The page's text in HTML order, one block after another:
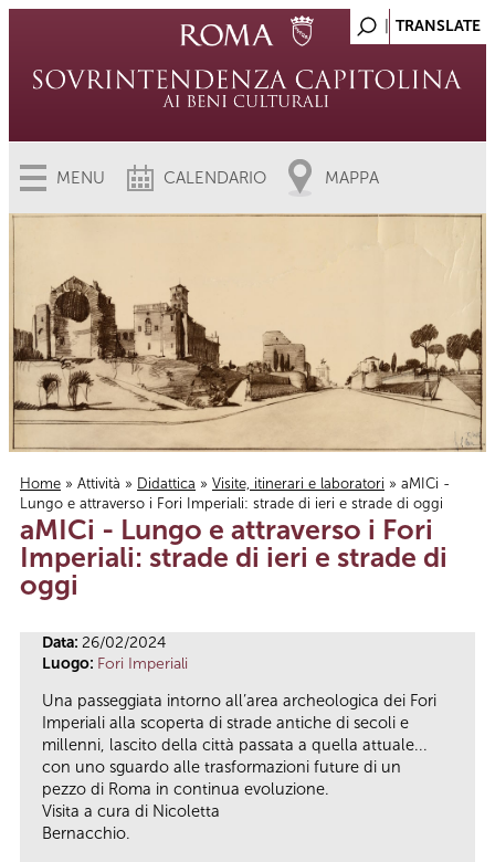
MENU CALENDARIO MAPPA
Tu sei qui
Home » Attività » Didattica » Visite, itinerari e laboratori » aMICi -
Lungo e attraverso i Fori Imperiali: strade di ieri e strade di oggi
aMICi - Lungo e attraverso i Fori
Imperiali: strade di ieri e strade di
oggi
Data: 26/02/2024
Luogo: Fori Imperiali
Una passeggiata intorno all’area archeologica dei Fori
Imperiali alla scoperta di strade antiche di secoli e
millenni, lascito della città passata a quella attuale...
con uno sguardo alle trasformazioni future di un
pezzo di Roma in continua evoluzione.
Visita a cura di Nicoletta
Bernacchio.